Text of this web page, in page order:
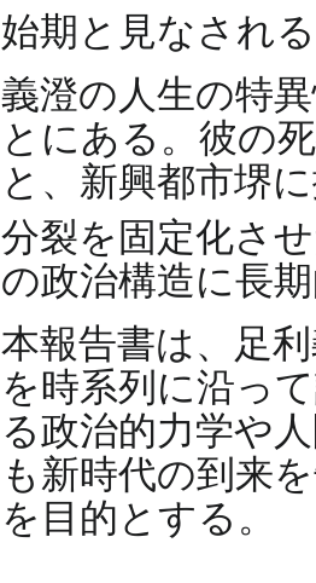
始期と見なされ
義澄の人生の特
とにある。彼の
と、新興都市堺
分裂を固定化さ
の政治構造に長
本報告書は、足
を時系列に沿っ
る政治的力学や
も新時代の到来
を目的とする。